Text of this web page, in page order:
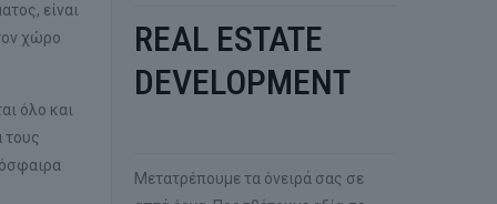
είναι
χώρο
όλο και
τους
REAL ESTATE
DEVELOPMENT
Mετατρέπουμε τα όνειρά σας σε